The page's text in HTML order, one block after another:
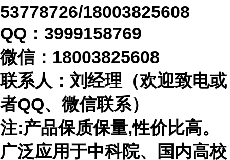
53778726/18003825608
QQ：3999158769
微信： 18003825608
联系人：刘经理（欢迎致电或
者QQ、微信联系）
注:产品保质保量,性价比高。
广泛应用于中科院、国内高校